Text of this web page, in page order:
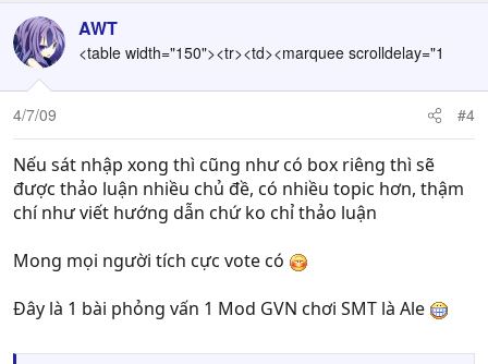
AWT
<table width="150"><tr><td><marquee scrolldelay="1
4/7/09 #4
Nếu sát nhập xong thì cũng như có box riêng thì sẽ
được thảo luận nhiều chủ đề, có nhiều topic hơn, thậm
chí như viết hướng dẫn chứ ko chỉ thảo luận
Mong mọi người tích cực vote có
Đây là 1 bài phỏng vấn 1 Mod GVN chơi SMT là Ale